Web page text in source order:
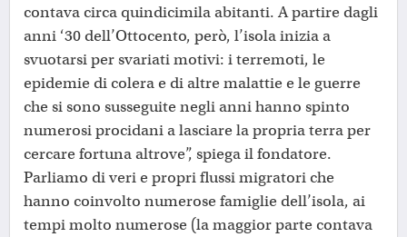
contava circa quindicimila abitanti. A partire dagli
anni ‘30 dell’Ottocento, però, l’isola inizia a
svuotarsi per svariati motivi: i terremoti, le
epidemie di colera e di altre malattie e le guerre
che si sono susseguite negli anni hanno spinto
numerosi procidani a lasciare la propria terra per
cercare fortuna altrove”, spiega il fondatore.
Parliamo di veri e propri flussi migratori che
hanno coinvolto numerose famiglie dell’isola, ai
tempi molto numerose (la maggior parte contava